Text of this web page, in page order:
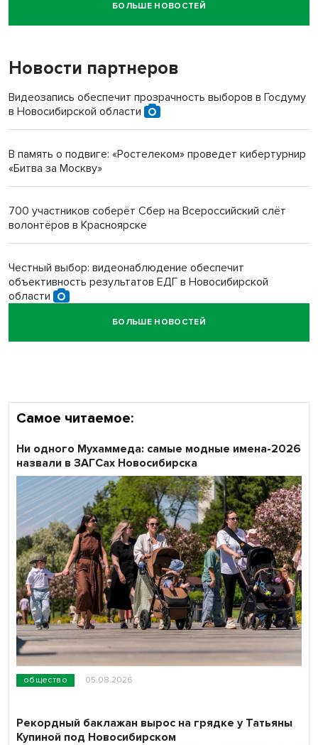
Новосибирский суд наказал водителя за смерть
пенсионерки на вокзале
«Мы живём на пастбище!»: в новосибирском селе лошади
терроризируют жителей
Инвалид получил условный срок за избиение врачей
Новосибирский преподаватель с женой вошли в топ-16
Обновлённое отделение ВТБ открылось в Искитиме
БОЛЬШЕ НОВОСТЕЙ
Новости партнеров
Видеозапись обеспечит прозрачность выборов в Госдуму
в Новосибирской области
В память о подвиге: «Ростелеком» проведет кибертурнир
«Битва за Москву»
700 участников соберёт Сбер на Всероссийский слёт
волонтёров в Красноярске
Честный выбор: видеонаблюдение обеспечит
объективность результатов ЕДГ в Новосибирской
области
Кибертанки пошли в бой: «Ростелеком» объявляет
БОЛЬШЕ НОВОСТЕЙ
Самое читаемое:
общество 05.08.2026
Ни одного Мухаммеда: самые модные имена-2026
назвали в ЗАГСах Новосибирска
Рекордный баклажан вырос на грядке у Татьяны
Купиной под Новосибирском